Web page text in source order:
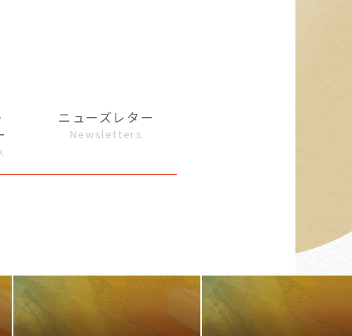
ニューズレター
Newsletters